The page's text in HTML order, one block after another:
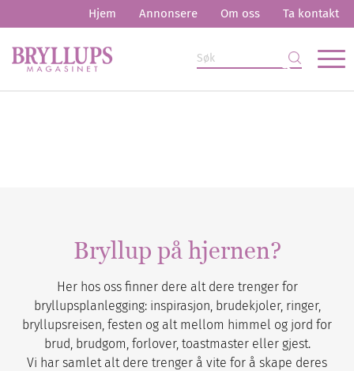
Hjem Annonsere Om oss Ta kontakt
Bryllup på hjernen?
Her hos oss finner dere alt dere trenger for
bryllupsplanlegging: inspirasjon, brudekjoler, ringer,
bryllupsreisen, festen og alt mellom himmel og jord for
brud, brudgom, forlover, toastmaster eller gjest.
Vi har samlet alt dere trenger å vite for å skape deres